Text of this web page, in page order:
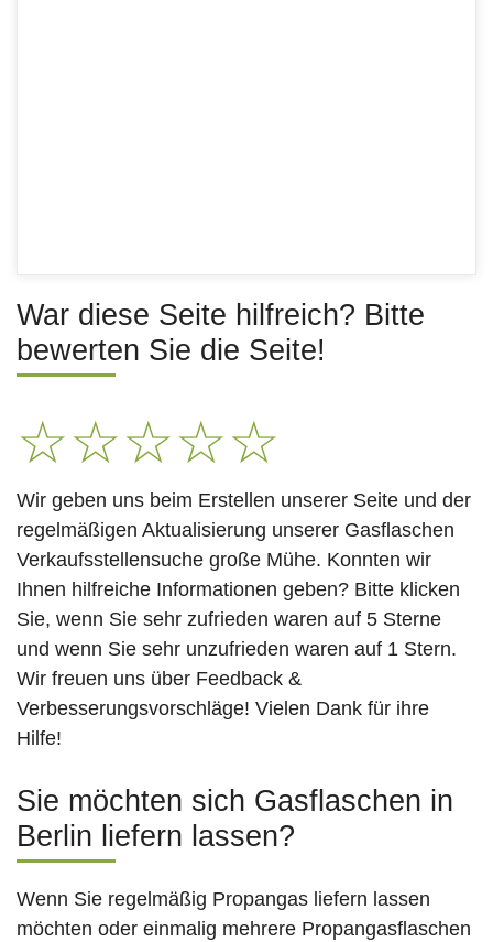
War diese Seite hilfreich? Bitte
bewerten Sie die Seite!
☆☆☆☆☆
Wir geben uns beim Erstellen unserer Seite und der
regelmäßigen Aktualisierung unserer Gasflaschen
Verkaufsstellensuche große Mühe. Konnten wir
Ihnen hilfreiche Informationen geben? Bitte klicken
Sie, wenn Sie sehr zufrieden waren auf 5 Sterne
und wenn Sie sehr unzufrieden waren auf 1 Stern.
Wir freuen uns über Feedback &
Verbesserungsvorschläge! Vielen Dank für ihre
Hilfe!
Sie möchten sich Gasflaschen in
Berlin liefern lassen?
Wenn Sie regelmäßig Propangas liefern lassen
möchten oder einmalig mehrere Propangasflaschen